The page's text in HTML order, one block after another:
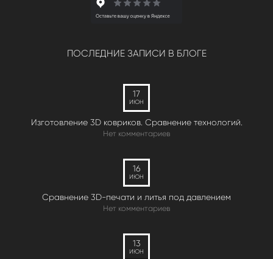
ПОСЛЕДНИЕ ЗАПИСИ В БЛОГЕ
17
ИЮН
Изготовление 3D ковриков. Сравнение технологий.
Нет комментариев
16
ИЮН
Сравнение 3D-печати и литья под давлением
Нет комментариев
13
ИЮН